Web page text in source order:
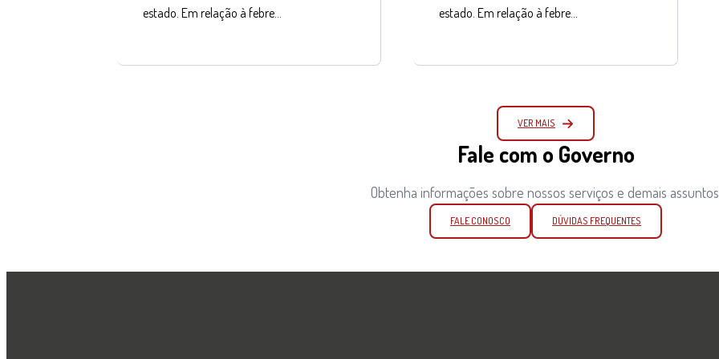
estado. Em relação à febre… estado. Em relação à febre…
VER MAIS
Fale com o Governo
Obtenha informações sobre nossos serviços e demais
FALE CONOSCO DÚVIDAS FREQUENTES